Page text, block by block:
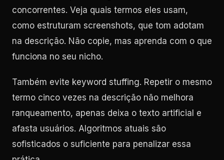
concorrentes. Veja quais termos eles usam,
como estruturam screenshots, que tom adotam
na descrição. Não copie, mas aprenda com o que
funciona no seu nicho.
Também evite keyword stuffing. Repetir o mesmo
termo cinco vezes na descrição não melhora
ranqueamento, apenas deixa o texto artificial e
afasta usuários. Algoritmos atuais são
sofisticados o suficiente para penalizar essa